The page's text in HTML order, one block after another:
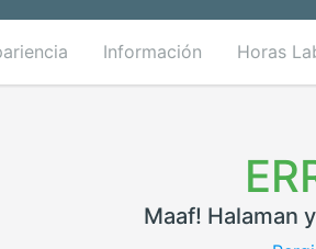
Información Horas
Maaf! Halaman